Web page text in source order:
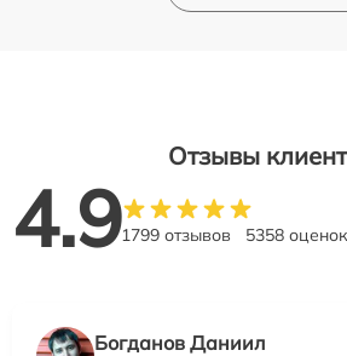
Отзывы
4.91799 отзывов 5358 оценок
Богданов Даниил